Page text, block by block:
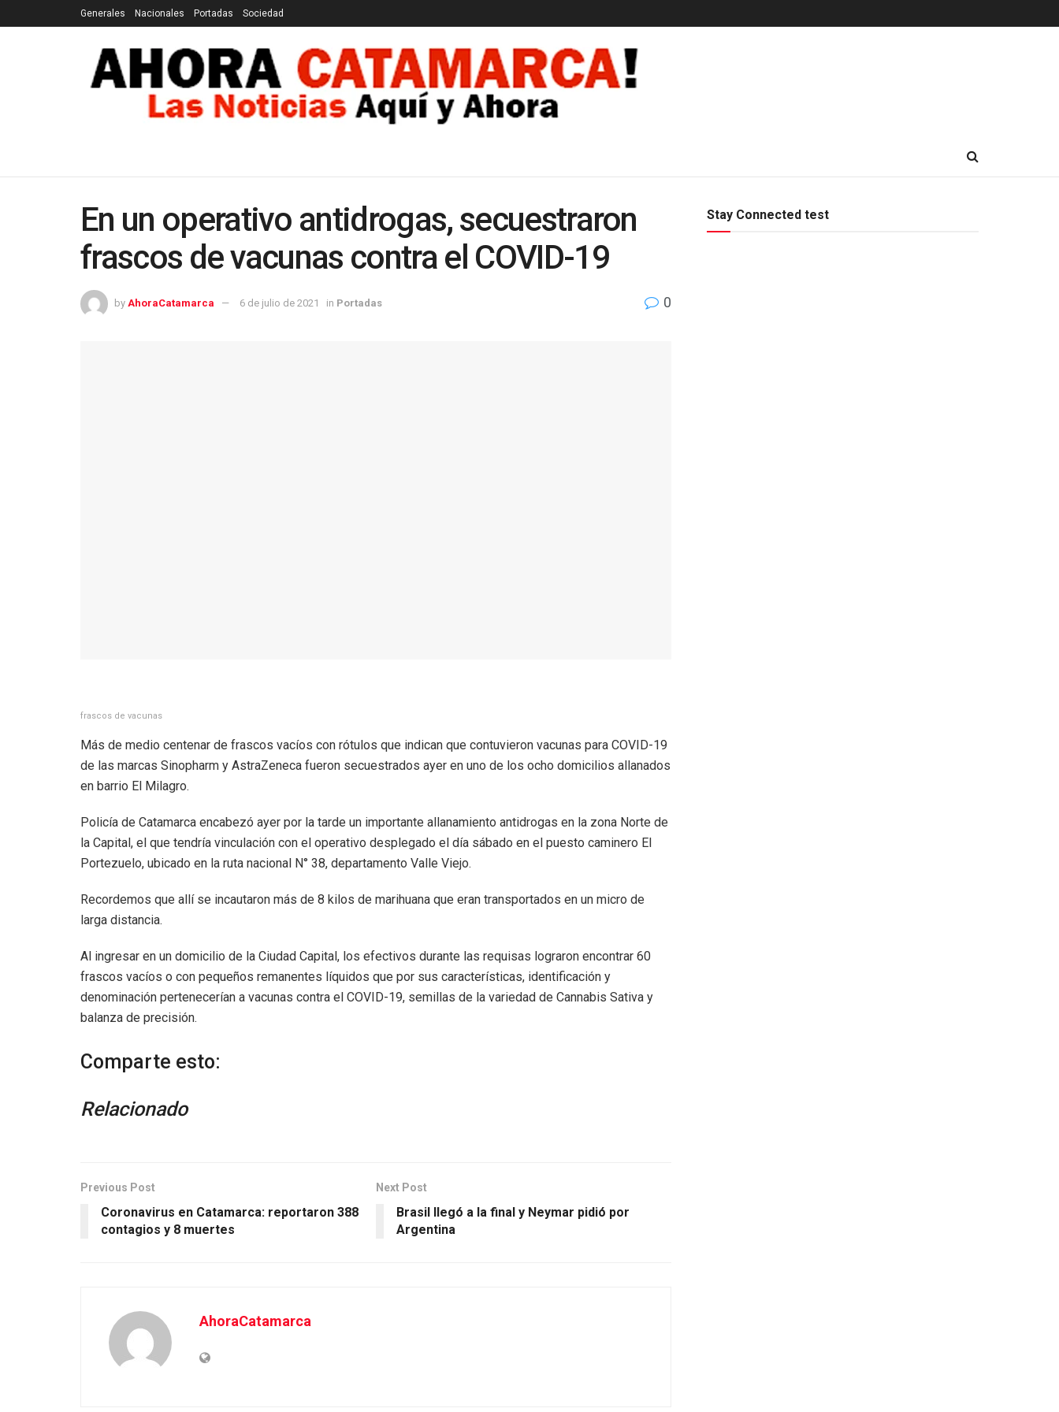
Generales Nacionales Portadas Sociedad
En un operativo antidrogas, secuestraron
frascos de vacunas contra el COVID-19
by AhoraCatamarca 6 de julio de 2021 in Portadas 0
frascos de vacunas
Más de medio centenar de frascos vacíos con rótulos que indican que contuvieron vacunas para COVID-19
de las marcas Sinopharm y AstraZeneca fueron secuestrados ayer en uno de los ocho domicilios allanados
en barrio El Milagro.
Policía de Catamarca encabezó ayer por la tarde un importante allanamiento antidrogas en la zona Norte de
la Capital, el que tendría vinculación con el operativo desplegado el día sábado en el puesto caminero El
Portezuelo, ubicado en la ruta nacional N° 38, departamento Valle Viejo.
Recordemos que allí se incautaron más de 8 kilos de marihuana que eran transportados en un micro de
larga distancia.
Al ingresar en un domicilio de la Ciudad Capital, los efectivos durante las requisas lograron encontrar 60
frascos vacíos o con pequeños remanentes líquidos que por sus características, identificación y
denominación pertenecerían a vacunas contra el COVID-19, semillas de la variedad de Cannabis Sativa y
balanza de precisión.
Comparte esto:
Relacionado
Previous Post
Coronavirus en Catamarca: reportaron 388
contagios y 8 muertes
Next Post
Brasil llegó a la final y Neymar pidió por
Argentina
AhoraCatamarca
Stay Connected test